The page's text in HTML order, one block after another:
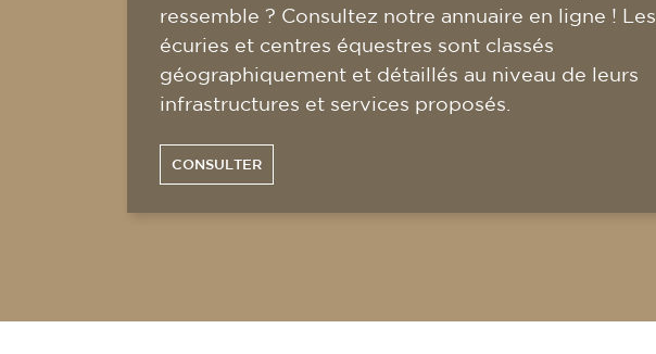
ressemble ? Consultez notre annuaire en ligne ! Les
écuries et centres équestres sont classés
géographiquement et détaillés au niveau de leurs
infrastructures et services proposés.
CONSULTER